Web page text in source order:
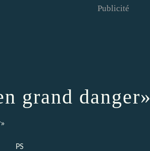
Publicité
grand danger»
PS